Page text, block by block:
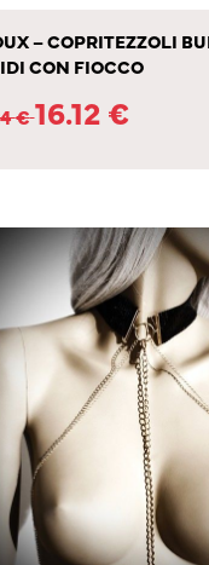
– COPRITEZZOLI
CON FIOCCO
€16.12 €